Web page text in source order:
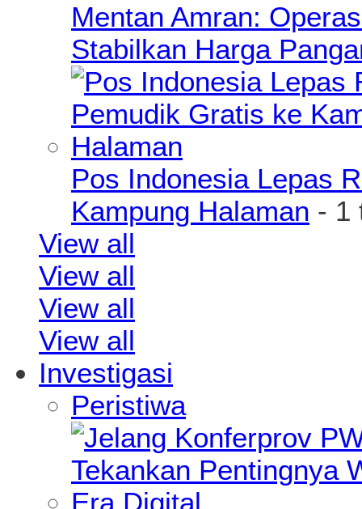
Mentan Amran:
Stabilkan Harga
Pos Indonesia Lepas
Kampung Halaman - 1
View all
View all
View all
View all
Investigasi
Peristiwa